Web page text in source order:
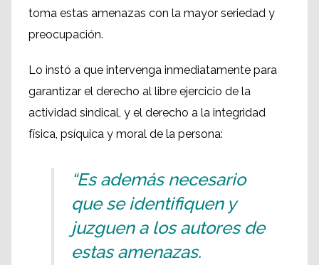
toma estas amenazas con la mayor seriedad y
preocupación.
Lo instó a que intervenga inmediatamente para
garantizar el derecho al libre ejercicio de la
actividad sindical, y el derecho a la integridad
física, psíquica y moral de la persona:
“Es además necesario
que se identifiquen y
juzguen a los autores de
estas amenazas.